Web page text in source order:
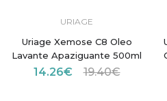
URIAGE
Uriage Xemose C8 Oleo
Lavante Apaziguante 500ml
14.26€ 19.40€